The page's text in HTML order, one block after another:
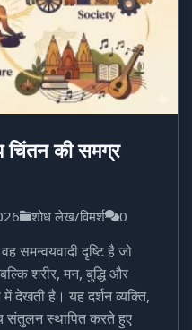
चिंतन की समग्र
शोध लेख/विमर्श 0
समन्वयवादी दृष्टि है जो
शरीर, मन, बुद्धि और
देखती है। यह दर्शन व्यक्ति,
स्थापित करते हुए